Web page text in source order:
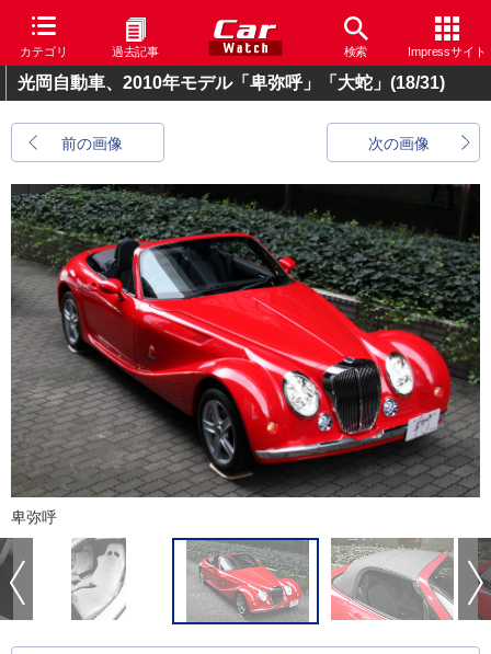
カテゴリ 過去記事 検索 Impressサイト
光岡自動車、2010年モデル「卑弥呼」「大蛇」 (18/31)
前の画像 次の画像
卑弥呼